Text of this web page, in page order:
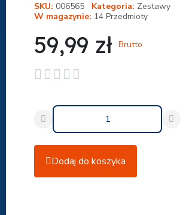
SKU 006565 Kategoria Zestawy
W magazynie 14 Przedmioty
59,99 zł Brutto
    
Dodaj do koszyka